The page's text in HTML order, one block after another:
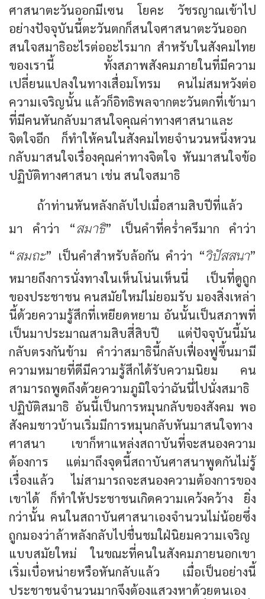
ศาสนาตะวันออกมีเซน โยคะ วัชรญาณเข้าไป
อย่างปัจจุบันนี้ตะวันตกก็สนใจศาสนาตะวันออก
สนใจสมาธิอะไรต่ออะไรมาก สำหรับในสังคมไทย
ของเรานี้ ทั้งสภาพสังคมภายในที่มีความ
เปลี่ยนแปลงในทางเสื่อมโทรม คนไม่สมหวังต่อ
ความเจริญนั้น แล้วก็อิทธิพลจากตะวันตกที่เข้ามา
ที่มีคนหันกลับมาสนใจคุณค่าทางศาสนาและ
จิตใจอีก ก็ทำให้คนในสังคมไทยจำนวนหนึ่งหวน
กลับมาสนใจเรื่องคุณค่าทางจิตใจ หันมาสนใจข้อ
ปฏิบัติทางศาสนา เช่น สนใจสมาธิ
ถ้าท่านหันหลังกลับไปเมื่อสามสิบปีที่แล้ว
มา คำว่า “สมาธิ” เป็นคำที่คร่ำครึมาก คำว่า
“สมถะ” เป็นคำสำหรับล้อกัน คำว่า “วิปัสสนา”
หมายถึงการนั่งทางในเห็นโน่นเห็นนี่ เป็นที่ดูถูก
ของประชาชน คนสมัยใหม่ไม่ยอมรับ มองสิ่งเหล่า
นี้ด้วยความรู้สึกที่เหยียดหยาม อันนั้นเป็นสภาพที่
เป็นมาประมาณสามสิบสี่สิบปี แต่ปัจจุบันนี้มัน
กลับตรงกันข้าม คำว่าสมาธินี้กลับเฟื่องฟูขึ้นมามี
ความหมายที่ดีมีความรู้สึกได้รับความนิยม คน
สามารถพูดถึงด้วยความภูมิใจว่าฉันนี่ไปนั่งสมาธิ
ปฏิบัติสมาธิ อันนี้เป็นการหมุนกลับของสังคม พอ
สังคมชาวบ้านเริ่มมีการหมุนกลับหันมาสนใจทาง
ศาสนา เขาก็หาแหล่งสถาบันที่จะสนองความ
ต้องการ แต่มาถึงจุดนี้สถาบันศาสนาพูดกันไม่รู้
เรื่องแล้ว ไม่สามารถจะสนองความต้องการของ
เขาได้ ก็ทำให้ประชาชนเกิดความเคว้งคว้าง ยิ่ง
กว่านั้น คนในสถาบันศาสนาเองจำนวนไม่น้อยซึ่ง
ถูกมองว่าล้าหลังกลับไปชื่นชมใฝ่นิยมความเจริญ
แบบสมัยใหม่ ในขณะที่คนในสังคมภายนอกเขา
เริ่มเบื่อหน่ายหรือหันกลับแล้ว เมื่อเป็นอย่างนี้
ประชาชนจำนวนมากจึงต้องแสวงหาด้วยตนเอง